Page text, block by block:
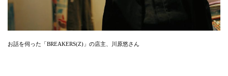
お話を伺った「BREAKERS(Z)」の店主、川原悠さん